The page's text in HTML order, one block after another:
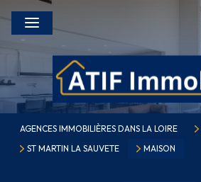
AGENCES IMMOBILIÈRES DANS LA LOIRE
ST MARTIN LA SAUVETE
MAISON